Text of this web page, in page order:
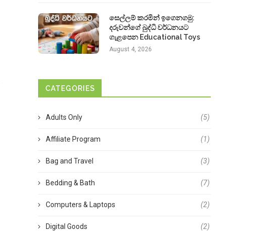
සෙල්ලම් කරමින් ඉගෙනගමු:
දරුවන්ගේ බුද්ධි වර්ධනයට
ගැළපෙන Educational Toys
August 4, 2026
CATEGORIES
Adults Only (5)
Affiliate Program (1)
Bag and Travel (3)
Bedding & Bath (7)
Computers & Laptops (2)
Digital Goods (2)